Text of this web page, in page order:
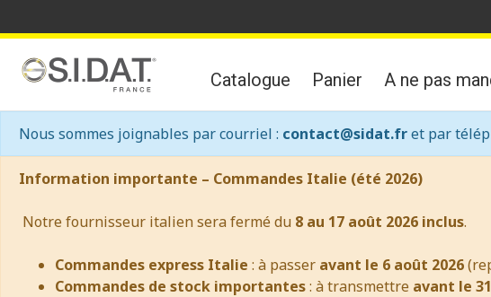
Catalogue Panier A ne pas
Nous sommes joignables par courriel : contact@sidat.fret par
Information importante – Commandes Italie (été 2026)
Notre fournisseur italien sera fermé du 8 au 17 août 2026 inclus.
Commandes express Italie : à passer avant le 6 août 2026
Commandes de stock importantes: à transmettre avant le